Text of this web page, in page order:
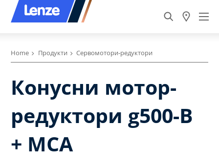
Home Продукти Сервомотори-редуктори
Конусни мотор-
редуктори g500-B
+ MCA